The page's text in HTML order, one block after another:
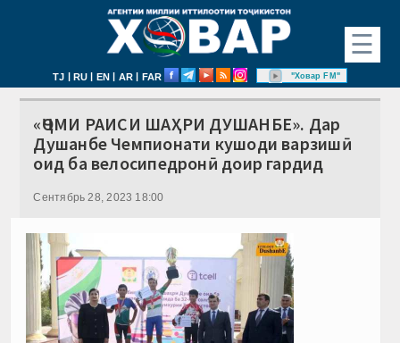
☰
TJ | RU | EN | AR | FAR "Ховар FM"
«ҶОМИ РАИСИ ШАҲРИ ДУШАНБЕ». Дар
Душанбе Чемпионати кушоди варзишӣ
оид ба велосипедронӣ доир гардид
Сентябрь 28, 2023 18:00